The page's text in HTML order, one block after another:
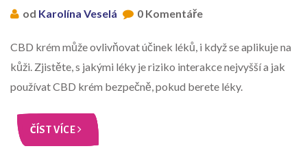
od Karolína Veselá 0 Komentáře
CBD krém může ovlivňovat účinek léků, i když se aplikuje na
kůži. Zjistěte, s jakými léky je riziko interakce nejvyšší a jak
používat CBD krém bezpečně, pokud berete léky.
ČÍST VÍCE